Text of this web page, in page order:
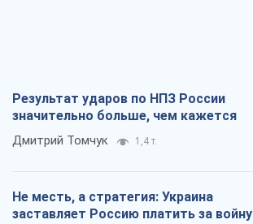
Результат ударов по НПЗ России
значительно больше, чем кажется
Дмитрий Томчук 1,4 т.
Не месть, а стратегия: Украина
заставляет Россию платить за войну